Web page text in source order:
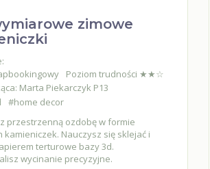
zimowe
Poziom trudności ★★☆
Marta Piekarczyk P13
#home decor
przestrzenną ozdobę w formie
kamieniczek. Nauczysz się sklejać i
terturowe bazy 3d.
wycinanie precyzyjne.